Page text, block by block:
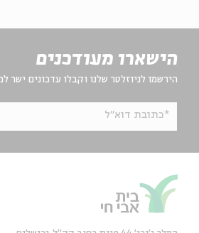
הישארו מעודכנים
הירשמו לניוזלטר שלנו וקבלו עדכונים ישר
*כתובת דוא"ל